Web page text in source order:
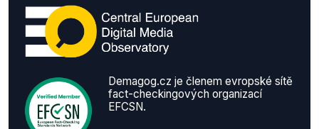
Demagog.cz je členem evropské sítě
fact-checkingových organizací
EFCSN.